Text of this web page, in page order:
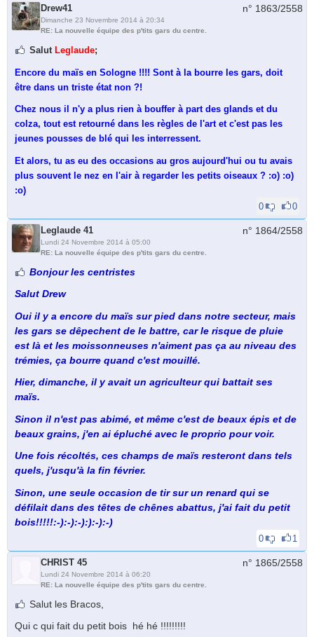
Drew41
Dimanche 23 Novembre 2014 à 20:34
RE: La nouvelle équipe des p'tits gars du centre.
n° 1863/2558
Salut Leglaude;
Encore du maïs en Sologne !!!! Sont à la bourre les gars, doit
être dans un triste état non ?!
Chez nous il n'y a plus rien à bouffer à part des glands et du
colza, tout est retourné dans les règles de l'art et c'est pas les
jeunes pousses de blé qui les interressent.
Et alors, tu as eu des occasions au gros aujourd'hui ou tu avais
plus souvent le nez en l'air à regarder les petits oiseaux ? :o) :o)
:o)
0
0
Leglaude 41
Lundi 24 Novembre 2014 à 05:00
RE: La nouvelle équipe des p'tits gars du centre.
n° 1864/2558
Bonjour les centristes
Salut Drew
Oui il y a encore du maïs sur pied dans notre secteur, mais
les gars se dêpechent de le battre, car le risque de pluie
est là et les moissonneuses n'aiment pas ça au niveau des
trémies, ça bourre quand c'est mouillé.
Hier, dimanche, il y avait un agriculteur qui battait ses
maïs.
Sinon il n'est pas abimé, et même c'est de beaux épis et de
beaux grains, j'en ai épluché avec le proprio pour voir.
Une fois récoltés, ces champs de maïs resteront dans tels
quels, j'usqu'à la fin février.
Sinon, une seule occasion de tir sur un renard qui se
défilait dans des têtes de chênes abattus, j'ai fait du petit
bois!!!!!:-):-):-):):-):-)
0 1
CHRIST 45
Lundi 24 Novembre 2014 à 06:20
RE: La nouvelle équipe des p'tits gars du centre.
n° 1865/2558
Salut les Bracos,
Qui c qui fait du petit bois hé hé !!!!!!!!!